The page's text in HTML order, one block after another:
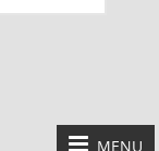
MENU